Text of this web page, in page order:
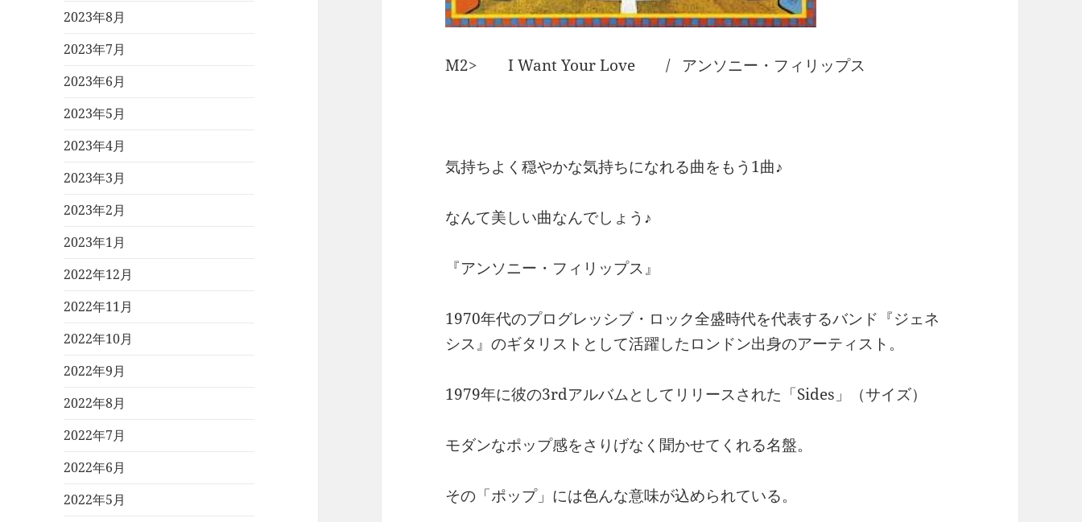
2023年8月
2023年7月
2023年6月
2023年5月
2023年4月
2023年3月
2023年2月
2023年1月
2022年12月
2022年11月
2022年10月
2022年9月
2022年8月
2022年7月
2022年6月
2022年5月
M2> I Want Your Love / アンソニー・フィリップス
気持ちよく穏やかな気持ちになれる曲をもう1曲♪
なんて美しい曲なんでしょう♪
『アンソニー・フィリップス』
1970年代のプログレッシブ・ロック全盛時代を代表するバンド『ジェネ
シス』のギタリストとして活躍したロンドン出身のアーティスト。
1979年に彼の3rdアルバムとしてリリースされた「Sides」（サイズ）
モダンなポップ感をさりげなく聞かせてくれる名盤。
その「ポップ」には色んな意味が込められている。